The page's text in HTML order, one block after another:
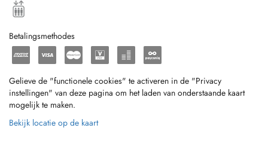
Betalingsmethodes
Gelieve de "functionele cookies" te activeren in de "Privacy
instellingen" van deze pagina om het laden van onderstaande kaart
mogelijk te maken.
Bekijk locatie op de kaart